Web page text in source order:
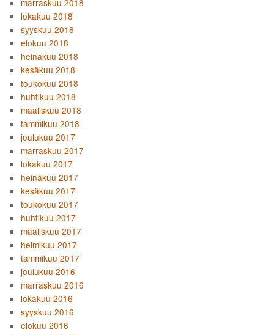
marraskuu 2018
lokakuu 2018
syyskuu 2018
elokuu 2018
heinäkuu 2018
kesäkuu 2018
toukokuu 2018
huhtikuu 2018
maaliskuu 2018
tammikuu 2018
joulukuu 2017
marraskuu 2017
lokakuu 2017
heinäkuu 2017
kesäkuu 2017
toukokuu 2017
huhtikuu 2017
maaliskuu 2017
helmikuu 2017
tammikuu 2017
joulukuu 2016
marraskuu 2016
lokakuu 2016
syyskuu 2016
elokuu 2016